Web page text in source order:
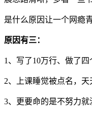
是什么原因让一个网瘾
原因有三：
1、写了10万行、做了四
2、上课睡觉被点名，天
3、更要命的是不努力就